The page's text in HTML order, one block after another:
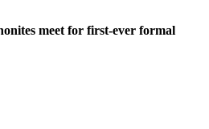
meet for first-ever formal